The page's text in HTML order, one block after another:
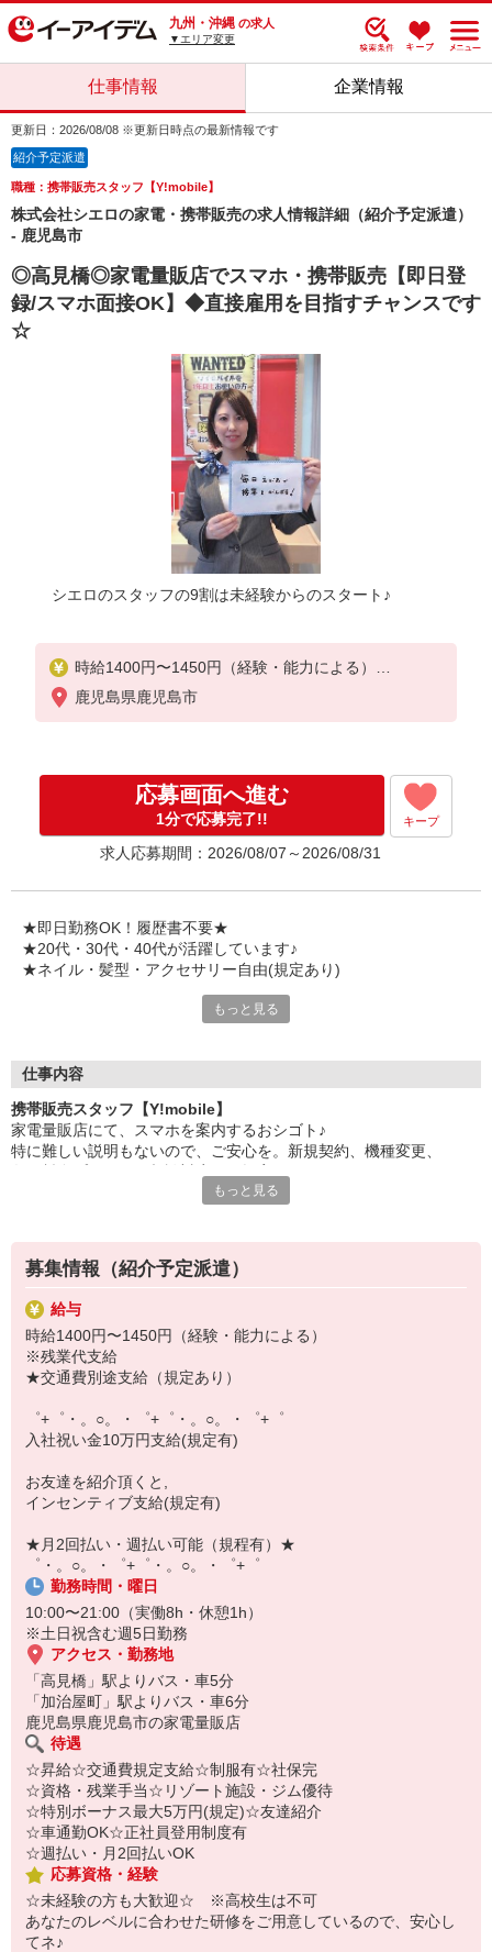
九州・沖縄 の求人
▼エリア変更
仕事情報 企業情報
更新日：2026/08/08 ※更新日時点の最新情報です
紹介予定派遣
職種：携帯販売スタッフ【Y!mobile】
株式会社シエロの家電・携帯販売の求人情報詳細（紹介予定派遣）
- 鹿児島市
◎高見橋◎家電量販店でスマホ・携帯販売【即日登
録/スマホ面接OK】◆直接雇用を目指すチャンスです
☆
シエロのスタッフの9割は未経験からのスタート♪
時給1400円〜1450円（経験・能力による）
※残業代支給
★交通費別途支給（規定あり）
入社祝い金10万円支給(規定有)
お友達を紹介頂くと,
インセンティブ支給(規定有)
゜・。○。・゜+゜・。○。・゜+゜
鹿児島県鹿児島市
応募画面へ進む
1分で応募完了!! キープ
求人応募期間：2026/08/07～2026/08/31
★即日勤務OK！履歴書不要★
★20代・30代・40代が活躍しています♪
★ネイル・髪型・アクセサリー自由(規定あり)
でも心配ご無用！
お互いに教え合ったり、フォローしあったりする
和気あいあいとした人間関係がある店舗ばかり！
皆で一緒にステップアップしましょう♪
【選べるお仕事いろいろ】
▼オフィスワーク
事務、経理、データ入力、コールセンター、受付
▼工場・製造・軽作業系
機械/食品製造・梱包・仕分け・加工・組立・検査
▼美容系
眉毛サロンのアイブロウ・ネイリスト・エステ
▼営業・販売
法人営業・アパレル販売・個別指導塾・人材紹介
▼人気案件も多数♪
短期・期間限定・オープニング・官公庁案件
上場/優良/大手企業など
【スマホ面接実施中】
￣￣￣￣￣￣￣￣￣
自宅に居ながらスマホでカンタン面接OK！
オンライン面談なのでスピード対応。
もっと見る
仕事内容
携帯販売スタッフ【Y!mobile】
家電量販店にて、スマホを案内するおシゴト♪
特に難しい説明もないので、ご安心を。新規契約、機種変更、
満足度◎
■携帯やインターネット販売業務
docomo(ドコモ)/au(エーユー)・KDDI/softbank(ソフトバンク)など
の大手キャリアから
ワイモバイル(Y!mobille)、楽天モバイル、UQなど格安スマホまで幅
広く紹介可能♪
もっと見る
募集情報（紹介予定派遣）
給与
時給1400円〜1450円（経験・能力による）
※残業代支給
★交通費別途支給（規定あり）
゜+゜・。○。・゜+゜・。○。・゜+゜
入社祝い金10万円支給(規定有)
お友達を紹介頂くと,
インセンティブ支給(規定有)
★月2回払い・週払い可能（規程有）★
゜・。○。・゜+゜・。○。・゜+゜
勤務時間・曜日
10:00〜21:00（実働8h・休憩1h）
※土日祝含む週5日勤務
アクセス・勤務地
「高見橋」駅よりバス・車5分
「加治屋町」駅よりバス・車6分
鹿児島県鹿児島市の家電量販店
待遇
☆昇給☆交通費規定支給☆制服有☆社保完
☆資格・残業手当☆リゾート施設・ジム優待
☆特別ボーナス最大5万円(規定)☆友達紹介
☆車通勤OK☆正社員登用制度有
☆週払い・月2回払いOK
応募資格・経験
☆未経験の方も大歓迎☆ ※高校生は不可
あなたのレベルに合わせた研修をご用意しているので、安心し
てネ♪